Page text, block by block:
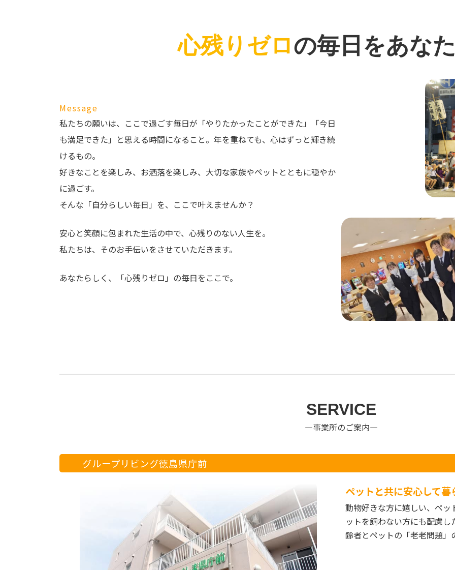
心残りゼロの毎日をあな
Message
私たちの願いは、ここで過ごす毎日が「やりたかったことができた」「今日
も満足できた」と思える時間になること。年を重ねても、心はずっと輝き続
けるもの。
好きなことを楽しみ、お洒落を楽しみ、大切な家族やペットとともに穏やか
に過ごす。
そんな「自分らしい毎日」を、ここで叶えませんか？
安心と笑顔に包まれた生活の中で、心残りのない人生を。
私たちは、そのお手伝いをさせていただきます。
あなたらしく、「心残りゼロ」の毎日をここで。
SERVICE
―事業所のご案内―
グループリビング徳島県庁前
ペットと共に安心して暮
動物好きな方に嬉しい、ペ
ットを飼わない方にも配慮
齢者とペットの「老老問題」